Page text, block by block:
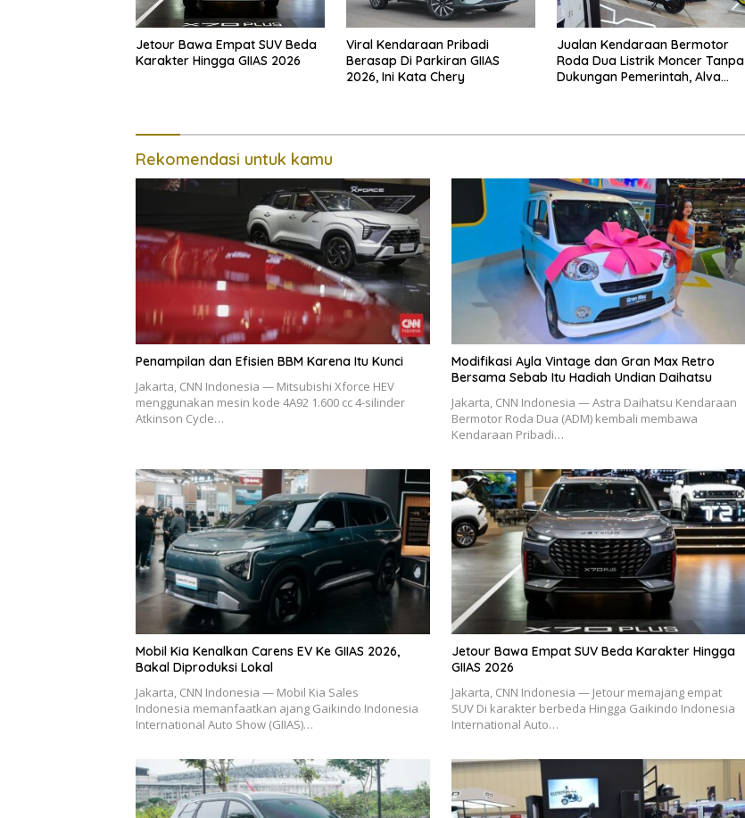
Jetour Bawa Empat SUV Beda
Karakter Hingga GIIAS 2026
Viral Kendaraan Pribadi
Berasap Di Parkiran GIIAS
2026, Ini Kata Chery
Jualan Kendaraan Bermotor
Roda Dua Listrik Moncer Tanpa
Dukungan Pemerintah, Alva
Rekomendasi untuk kamu
Penampilan dan Efisien BBM Karena Itu Kunci
Jakarta, CNN Indonesia — Mitsubishi Xforce HEV
menggunakan mesin kode 4A92 1.600 cc 4-silinder
Atkinson Cycle…
Modifikasi Ayla Vintage dan Gran Max Retro
Bersama Sebab Itu Hadiah Undian Daihatsu
Jakarta, CNN Indonesia — Astra Daihatsu Kendaraan
Bermotor Roda Dua (ADM) kembali membawa
Kendaraan Pribadi…
Mobil Kia Kenalkan Carens EV Ke GIIAS 2026,
Bakal Diproduksi Lokal
Jakarta, CNN Indonesia — Mobil Kia Sales
Indonesia memanfaatkan ajang Gaikindo Indonesia
International Auto Show (GIIAS)…
Jetour Bawa Empat SUV Beda Karakter Hingga
GIIAS 2026
Jakarta, CNN Indonesia — Jetour memajang empat
SUV Di karakter berbeda Hingga Gaikindo Indonesia
International Auto…